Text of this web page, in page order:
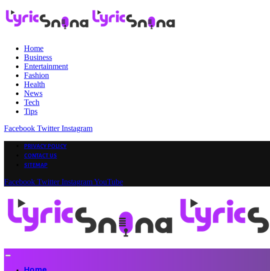
Home
Business
Entertainment
Fashion
Health
News
Tech
Tips
Facebook Twitter Instagram
PRIVACY POLICY
CONTACT US
SITEMAP
Facebook Twitter InstagramYouTube